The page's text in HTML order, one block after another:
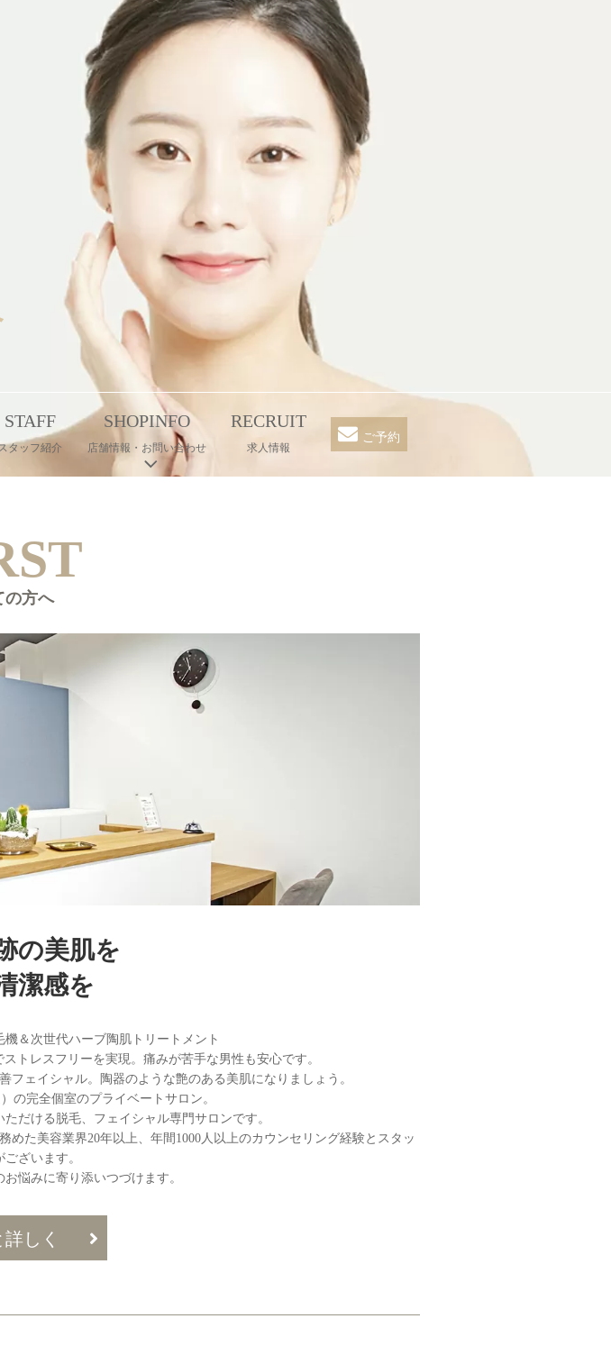
STAFF
タッフ紹介
SHOPINFO
店舗情報・お問い合わせ
RECRUIT
求人情報
ご予約
の方へ
の美肌を
潔感を
＆次世代ハーブ陶肌トリートメント
トレスフリーを実現。痛みが苦手な男性も安心です。
ェイシャル。陶器のような艶のある美肌になりましょう。
の完全個室のプライベートサロン。
だける脱毛、フェイシャル専門サロンです。
た美容業界20年以上、年間1000人以上のカウンセリング経験とスタッ
ざいます。
悩みに寄り添いつづけます。
しく